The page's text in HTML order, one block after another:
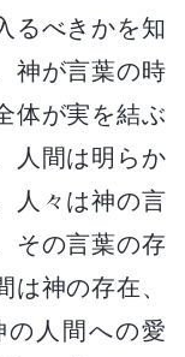
るべきかを知
神が言葉の時
体が実を結ぶ
人間は明らか
人々は神の言
その言葉の存
神の存在、
人間への愛